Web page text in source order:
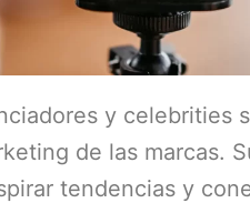
y celebrities
de las marcas.
tendencias y